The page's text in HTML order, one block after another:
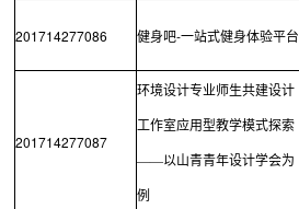
201714277086 健身吧-一站式健身体验平台
201714277087
环境设计专业师生共建设计
工作室应用型教学模式探索
——以山青青年设计学会为
例